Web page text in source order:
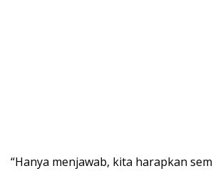
“Hanya menjawab, kita harapkan